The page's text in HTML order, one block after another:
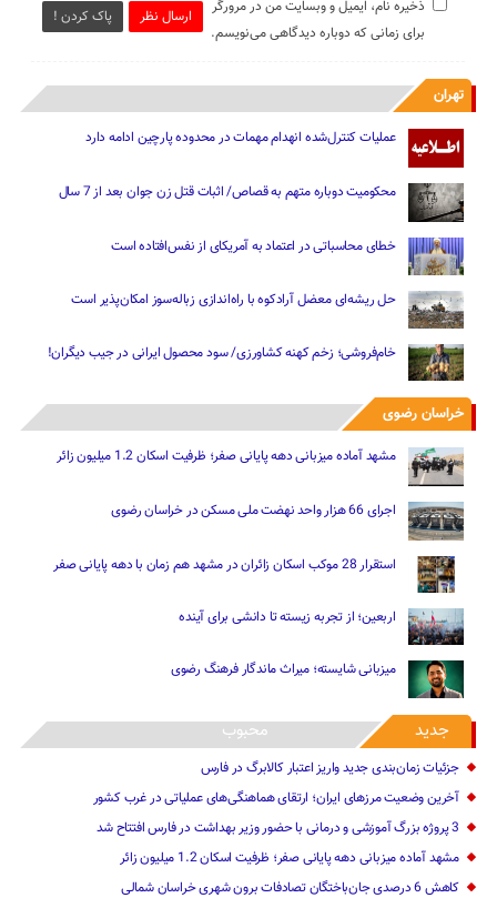
ارسال نظر پاک کردن !
ذخیره نام، ایمیل و وبسایت من در مرورگر
برای زمانی که دوباره دیدگاهی می‌نویسم.
تهران
عملیات کنترل‌شده انهدام مهمات در محدوده پارچین ادامه دارد
محکومیت دوباره متهم به قصاص/ اثبات قتل زن جوان بعد از 7 سال
خطای محاسباتی در اعتماد به آمریکای از نفس‌افتاده است
حل ریشه‌ای معضل آرادکوه با راه‌اندازی زباله‌سوز امکان‌پذیر است
خام‌فروشی؛ زخم کهنه کشاورزی/ سود محصول ایرانی در جیب دیگران!
خراسان رضوی
مشهد آماده میزبانی دهه پایانی صفر؛ ظرفیت اسکان 1.2 میلیون زائر
اجرای 66 هزار واحد نهضت ملی مسکن در خراسان رضوی
استقرار 28 موکب اسکان زائران در مشهد هم زمان با دهه پایانی صفر
اربعین؛ از تجربه زیسته تا دانشی برای آینده
میزبانی شایسته؛ میراث ماندگار فرهنگ رضوی
جدید محبوب
جزئیات زمان‌بندی جدید واریز اعتبار کالابرگ در فارس
آخرین وضعیت مرزهای ایران؛ ارتقای هماهنگی‌های عملیاتی در غرب کشور
3 پروژه بزرگ آموزشی و درمانی با حضور وزیر بهداشت در فارس افتتاح شد
مشهد آماده میزبانی دهه پایانی صفر؛ ظرفیت اسکان 1.2 میلیون زائر
کاهش 6 درصدی جان‌باختگان تصادفات برون شهری خراسان شمالی